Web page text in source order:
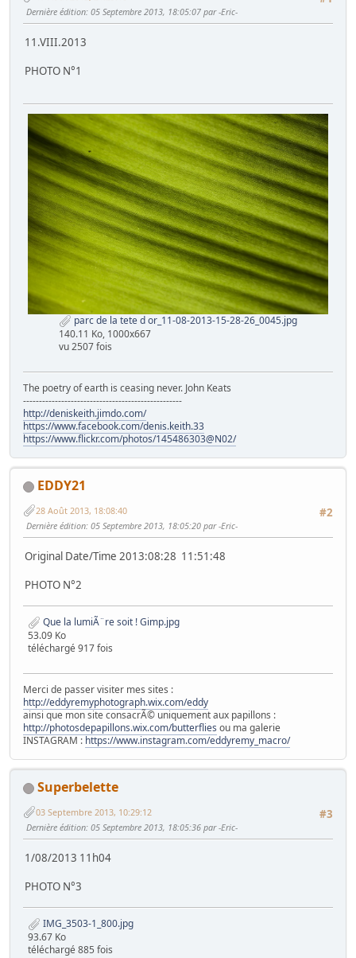
Dernière édition: 05 Septembre 2013, 18:05:07 par -Eric-
11.VIII.2013
PHOTO N°1
parc de la tete d or_11-08-2013-15-28-26_0045.jpg
140.11 Ko, 1000x667
vu 2507 fois
The poetry of earth is ceasing never. John Keats
--------------------------------------------------
http://deniskeith.jimdo.com/
https://www.facebook.com/denis.keith.33
https://www.flickr.com/photos/145486303@N02/
EDDY21
#2
28 Août 2013, 18:08:40
Dernière édition: 05 Septembre 2013, 18:05:20 par -Eric-
Original Date/Time 2013:08:28 11:51:48
PHOTO N°2
Que la lumiÃ¨re soit ! Gimp.jpg
53.09 Ko
téléchargé 917 fois
Merci de passer visiter mes sites :
http://eddyremyphotograph.wix.com/eddy
ainsi que mon site consacrÃ© uniquement aux papillons :
http://photosdepapillons.wix.com/butterflies ou ma galerie
INSTAGRAM : https://www.instagram.com/eddyremy_macro/
Superbelette
#3
03 Septembre 2013, 10:29:12
Dernière édition: 05 Septembre 2013, 18:05:36 par -Eric-
1/08/2013 11h04
PHOTO N°3
IMG_3503-1_800.jpg
93.67 Ko
téléchargé 885 fois